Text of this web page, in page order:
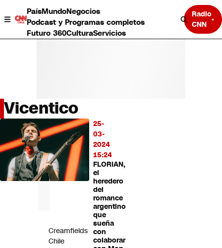
PaísMundoNegocios
Podcast y Programas completos
Futuro 360CulturaServicios
Radio
CNN
País
Mundo
Negocios
Deportes
Programas completos
Cultura
Vicentico
25-
03-
2024
15:24
FLORIAN,
el
heredero
del
romance
argentino
que
sueña
con
colaborar
MÁS
LEÍDO
Creamfields
Chile